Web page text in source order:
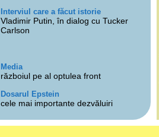
Interviul care a făcut istorie
Vladimir Putin, în dialog cu Tucker
Carlson
Media
războiul pe al optulea front
Dosarul Epstein
cele mai importante dezvăluiri